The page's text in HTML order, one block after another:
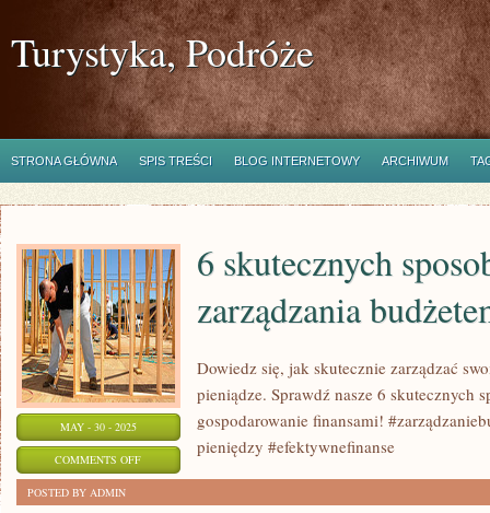
Turystyka, Podróże
STRONA GŁÓWNA SPIS TREŚCI BLOG INTERNETOWY ARCHIWUM
MAY - 30 - 2025
COMMENTS OFFON
6 skutecznych
zarządzania
Dowiedz się, jak skutecznie zarządzać
pieniądze. Sprawdź nasze 6 skutecznych
gospodarowanie finansami!
pieniędzy #efektywnefinanse
POSTED BY ADMIN